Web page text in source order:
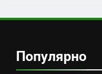
Популярно